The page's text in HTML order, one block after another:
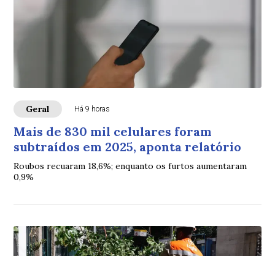
Geral Há 9 horas
Mais de 830 mil celulares foram
subtraídos em 2025, aponta relatório
Roubos recuaram 18,6%; enquanto os furtos aumentaram
0,9%